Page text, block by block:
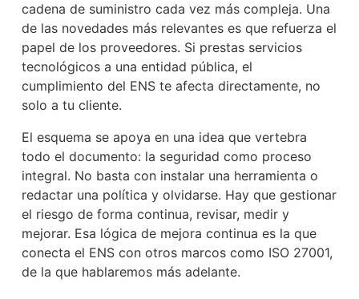
cadena de suministro cada vez más compleja. Una
de las novedades más relevantes es que refuerza el
papel de los proveedores. Si prestas servicios
tecnológicos a una entidad pública, el
cumplimiento del ENS te afecta directamente, no
solo a tu cliente.
El esquema se apoya en una idea que vertebra
todo el documento: la seguridad como proceso
integral. No basta con instalar una herramienta o
redactar una política y olvidarse. Hay que gestionar
el riesgo de forma continua, revisar, medir y
mejorar. Esa lógica de mejora continua es la que
conecta el ENS con otros marcos como ISO 27001,
de la que hablaremos más adelante.